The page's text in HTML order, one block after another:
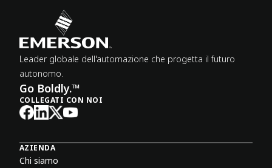
Leader globale dell'automazione che progetta il futuro
autonomo.
Go Boldly.™
COLLEGATI CON NOI
AZIENDA
Chi siamo